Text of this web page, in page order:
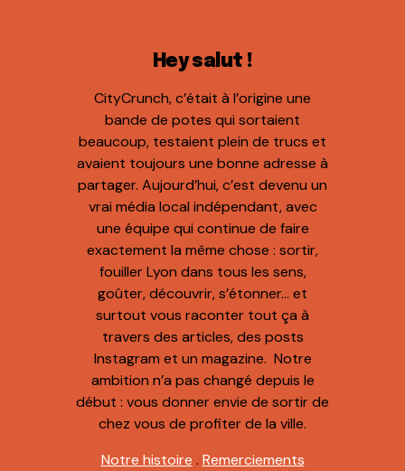
Hey salut !
CityCrunch, c’était à l’origine une
bande de potes qui sortaient
beaucoup, testaient plein de trucs et
avaient toujours une bonne adresse à
partager. Aujourd’hui, c’est devenu un
vrai média local indépendant, avec
une équipe qui continue de faire
exactement la même chose : sortir,
fouiller Lyon dans tous les sens,
goûter, découvrir, s’étonner… et
surtout vous raconter tout ça à
travers des articles, des posts
Instagram et un magazine. Notre
ambition n’a pas changé depuis le
début : vous donner envie de sortir de
chez vous de profiter de la ville.
Notre histoire . Remerciements